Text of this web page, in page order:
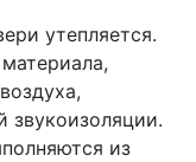
утепляется.
звукоизоляции.
из